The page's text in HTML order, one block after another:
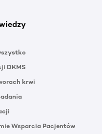
DKMS
krwi
Wsparcia Pacjentów